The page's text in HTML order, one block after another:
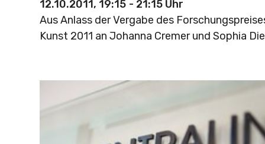
12.10.2011, 19:15 - 21:15 Uhr
Aus Anlass der Vergabe des
Kunst 2011 an Johanna Cremer und Sophia